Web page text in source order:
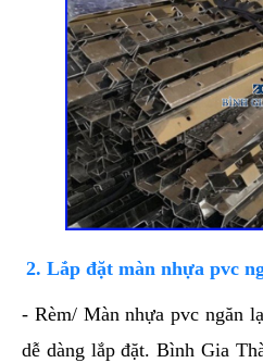
2. Lắp đặt màn nhựa pvc
- Rèm/ Màn nhựa pvc ngăn
dễ dàng lắp đặt. Bình Gia